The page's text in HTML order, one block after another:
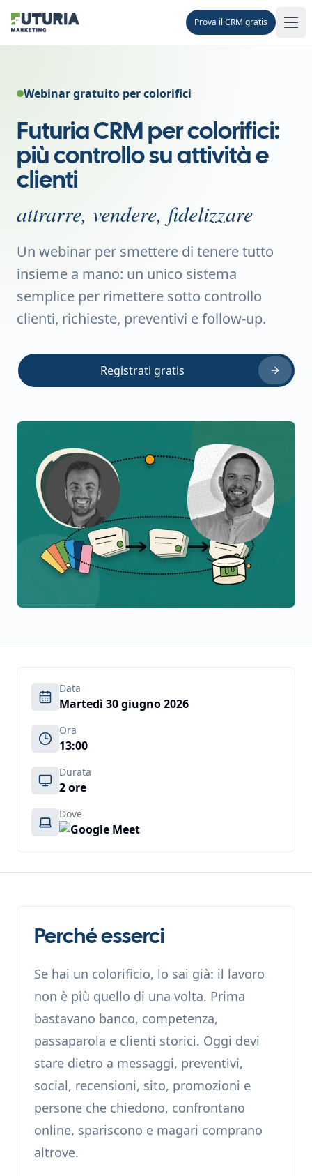
Prova il CRM gratis
Webinar gratuito per colorifici
Futuria CRM per colorifici:
più controllo su attività e
clienti
attrarre, vendere, fidelizzare
Un webinar per smettere di tenere tutto
insieme a mano: un unico sistema
semplice per rimettere sotto controllo
clienti, richieste, preventivi e follow-up.
Registrati gratis
Data
Martedì 30 giugno 2026
Ora
13:00
Durata
2 ore
Dove
Perché esserci
Se hai un colorificio, lo sai già: il lavoro
non è più quello di una volta. Prima
bastavano banco, competenza,
passaparola e clienti storici. Oggi devi
stare dietro a messaggi, preventivi,
social, recensioni, sito, promozioni e
persone che chiedono, confrontano
online, spariscono e magari comprano
altrove.